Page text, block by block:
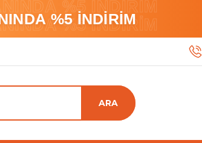
%5 İNDİRİM
%5 İNDİRİM
%5 İNDİRİM
ARA